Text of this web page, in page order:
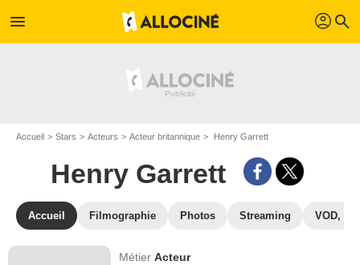
menu profil search
Accueil Stars Acteurs Acteur britannique Henry Garrett
Henry Garrett
Accueil Filmographie Photos Streaming VOD,
MétierActeur